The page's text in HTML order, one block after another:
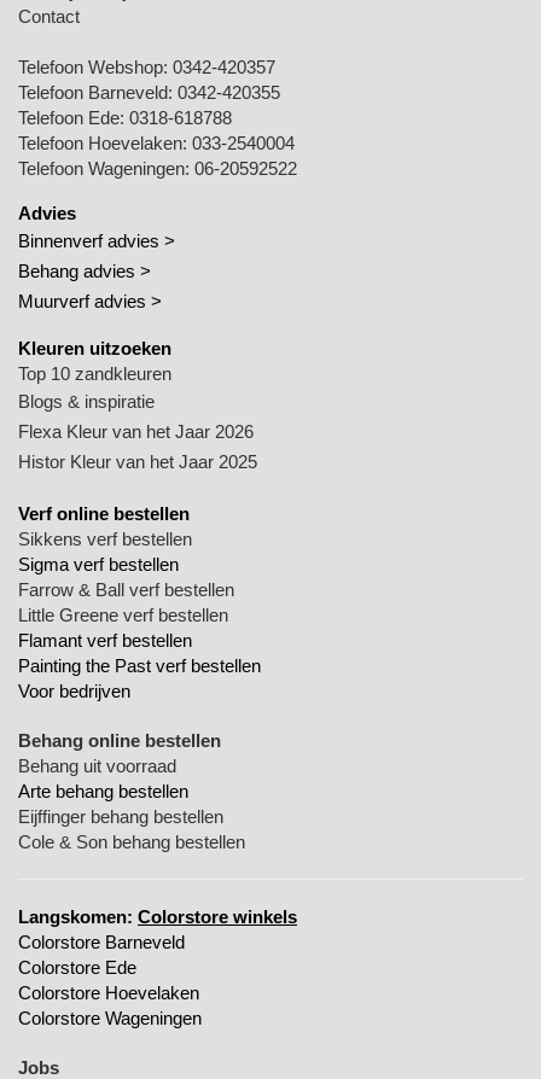
Contact
Telefoon Webshop: 0342-420357
Telefoon Barneveld: 0342-420355
Telefoon Ede: 0318-618788
Telefoon Hoevelaken: 033-2540004
Telefoon Wageningen: 06-20592522
Advies
Binnenverf advies >
Behang advies >
Muurverf advies >
Kleuren uitzoeken
Top 10 zandkleuren
Blogs & inspiratie
Flexa Kleur van het Jaar 2026
Histor Kleur van het Jaar 2025
Verf online bestellen
Sikkens verf bestellen
Sigma verf bestellen
Farrow & Ball verf bestellen
Little Greene verf bestellen
Flamant verf bestellen
Painting the Past verf bestellen
Voor bedrijven
Behang online bestellen
Behang uit voorraad
Arte behang bestellen
Eijffinger behang bestellen
Cole & Son behang bestellen
Langskomen: Colorstore winkels
Colorstore Barneveld
Colorstore Ede
Colorstore Hoevelaken
Colorstore Wageningen
Jobs